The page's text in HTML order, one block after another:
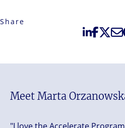
Share
Meet Marta